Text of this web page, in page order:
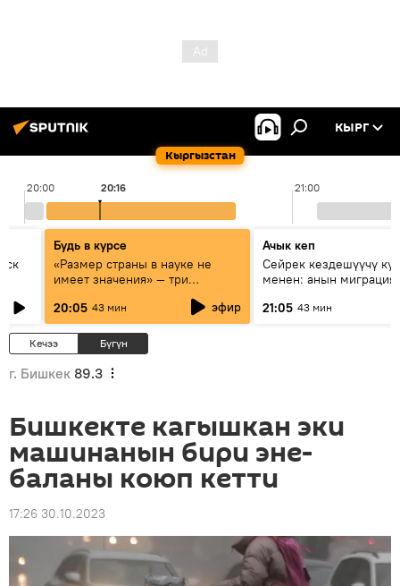
Кыргызстан
КЫРГ
20:00 21:00
20:16
Будь в курсе
«Размер страны в науке не
имеет значения» — три
эксперта о сотрудничестве
России и Кыргызстана в
образовании и исследованиях
20:05 43 мин эфир
Ачык кеп
Сейрек кездешүүчү
менен: анын
21:05 43 мин
Кечээ Бүгүн
г. Бишкек 89.3
Бишкекте кагышкан эки
машинанын бири эне-
баланы коюп кетти
17:26 30.10.2023